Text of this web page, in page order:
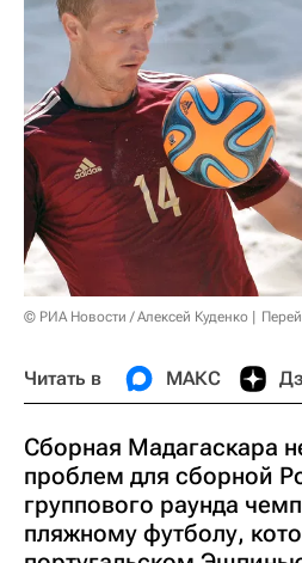
© РИА Новости / Алексей Куденко
Читать в МАКС
Сборная Мадагаскара
проблем для сборной
группового раунда
пляжному футболу,